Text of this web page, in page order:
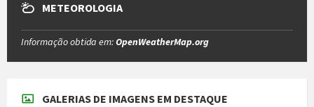
METEOROLOGIA
Informação obtida em:OpenWeatherMap.org
GALERIAS DE IMAGENS EM DESTAQUE